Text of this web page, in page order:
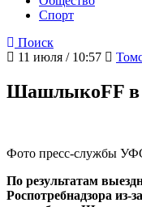
Спорт
Поиск
11 июля / 10:57
ШашлыкоFF в
Фото пресс-службы
По результатам
Роспотребнадзора